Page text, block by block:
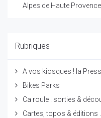
Alpes de Haute Provence
Rubriques
A vos kiosques ! la
Bikes Parks
Ca roule ! sorties &
Cartes, topos & éditions ...